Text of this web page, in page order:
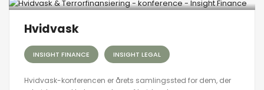
Hvidvask
INSIGHT FINANCE INSIGHT LEGAL
Hvidvask-konferencen er årets samlingssted for dem, der